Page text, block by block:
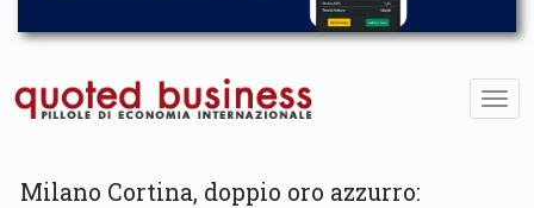
Milano Cortina, doppio oro azzurro: